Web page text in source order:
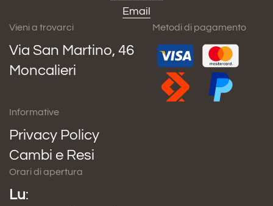
Email
Vieni a trovarci
Via San Martino, 46
Moncalieri
Metodi di pagamento
Informative
Privacy Policy
Cambi e Resi
Orari di apertura
Lu: